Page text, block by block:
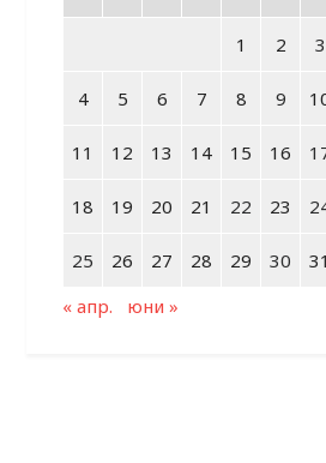
1 2 3
4 5 6 7 8 9
11 12 13 14 15 16
18 19 20 21 22 23
25 26 27 28 29 30
31
« апр.
юни »